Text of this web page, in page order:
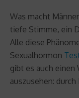
Was macht
tiefe Stimme, ein
Alle diese
Sexualhormon
gibt es auch
auszusehen: durch